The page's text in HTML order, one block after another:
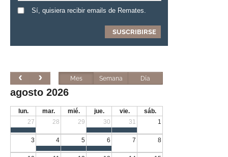
Sí, quisiera recibir emails de Remates.
Mes Semana Día
agosto 2026
lun. mar. mié. jue. vie.
sáb.
27
28 29 30 31 1
3 4 5 6 7 8